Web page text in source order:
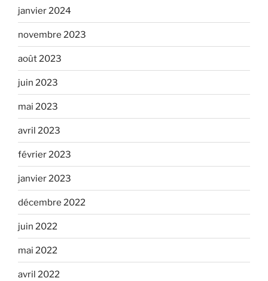
janvier 2024
novembre 2023
août 2023
juin 2023
mai 2023
avril 2023
février 2023
janvier 2023
décembre 2022
juin 2022
mai 2022
avril 2022